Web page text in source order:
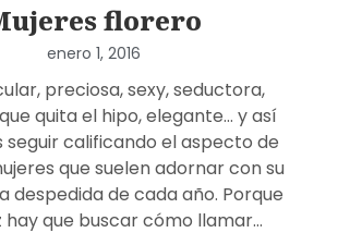
florero
enero 1, 2016
preciosa, sexy, seductora,
quita el hipo, elegante… y así
calificando el aspecto de
que suelen adornar con su
despedida de cada año. Porque
hay que buscar cómo llamar…